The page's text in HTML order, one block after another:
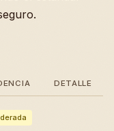
DETALLE